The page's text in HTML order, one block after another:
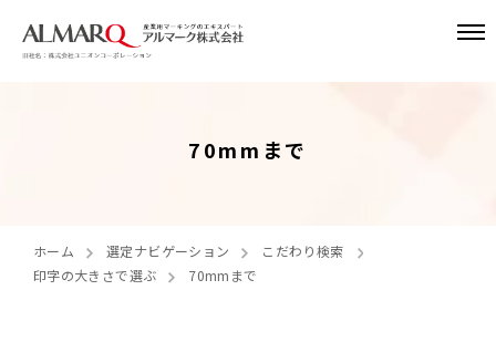
70mmまで
ホーム 選定ナビゲーション
こだわり検索
印字の大きさで選ぶ
70mmまで